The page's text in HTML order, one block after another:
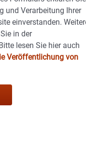
und Verarbeitung Ihrer
einverstanden.
in der
lesen Sie hier auch
Veröffentlichung von